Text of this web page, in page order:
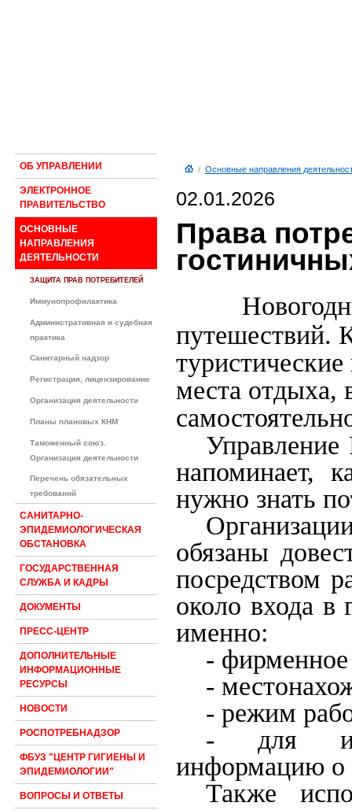
ОБ УПРАВЛЕНИИ
ЭЛЕКТРОННОЕ
ПРАВИТЕЛЬСТВО
ОСНОВНЫЕ
НАПРАВЛЕНИЯ
ДЕЯТЕЛЬНОСТИ
ЗАЩИТА ПРАВ ПОТРЕБИТЕЛЕЙ
Иммунопрофилактика
Административная и судебная
практика
Санитарный надзор
Регистрация, лицензирование
Организация деятельности
Планы плановых КНМ
Таможенный союз.
Организация деятельности
Перечень обязательных
требований
САНИТАРНО-
ЭПИДЕМИОЛОГИЧЕСКАЯ
ОБСТАНОВКА
ГОСУДАРСТВЕННАЯ
СЛУЖБА И КАДРЫ
ДОКУМЕНТЫ
ПРЕСС-ЦЕНТР
ДОПОЛНИТЕЛЬНЫЕ
ИНФОРМАЦИОННЫЕ
РЕСУРСЫ
НОВОСТИ
РОСПОТРЕБНАДЗОР
ФБУЗ "ЦЕНТР ГИГИЕНЫ И
ЭПИДЕМИОЛОГИИ"
ВОПРОСЫ И ОТВЕТЫ
/ Основные направления
02.01.2026
Права
путешествий.
места отдыха,
Управление
напоминает,
нужно знать
обязаны
посредством
около входа
именно:
-
-
- режим
- для
информацию о
Также